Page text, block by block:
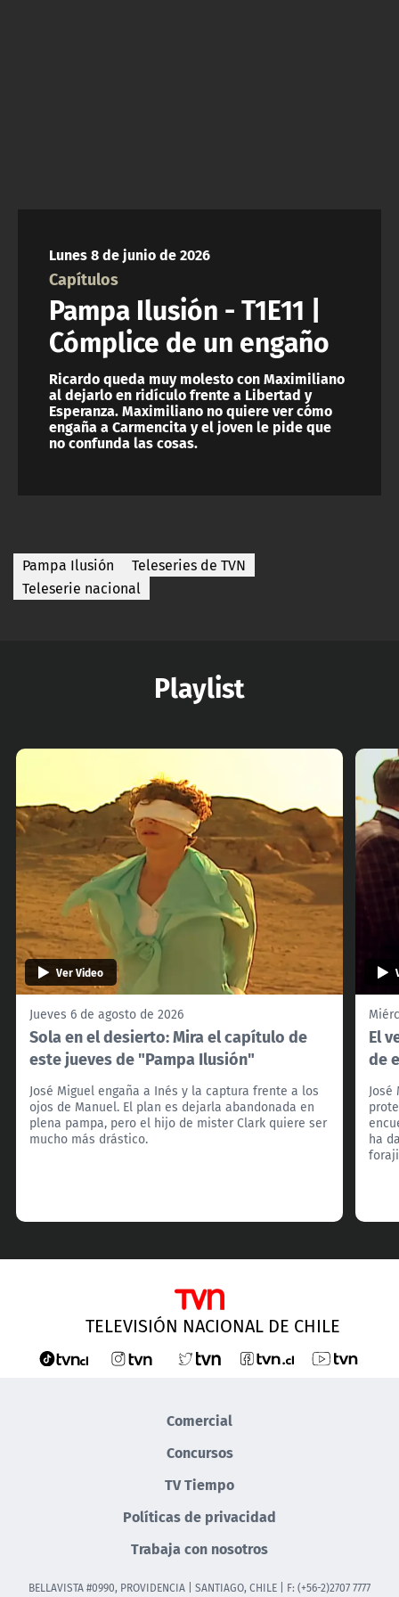
Lunes 8 de junio de 2026
Capítulos
Pampa Ilusión - T1E11 |
Cómplice de un engaño
Ricardo queda muy molesto con Maximiliano
al dejarlo en ridículo frente a Libertad y
Esperanza. Maximiliano no quiere ver cómo
engaña a Carmencita y el joven le pide que
no confunda las cosas.
Pampa Ilusión
Teleseries de TVN
Teleserie nacional
Playlist
Ver Video
Jueves 6 de agosto de 2026
Sola en el desierto: Mira el capítulo de
este jueves de "Pampa Ilusión"
José Miguel engaña a Inés y la captura frente a los
ojos de Manuel. El plan es dejarla abandonada en
plena pampa, pero el hijo de mister Clark quiere ser
mucho más drástico.
El
de
ha
TELEVISIÓN NACIONAL DE CHILE
Comercial
Concursos
TV Tiempo
Políticas de privacidad
Trabaja con nosotros
BELLAVISTA #0990, PROVIDENCIA | SANTIAGO, CHILE | F: (+56-2)2707 7777